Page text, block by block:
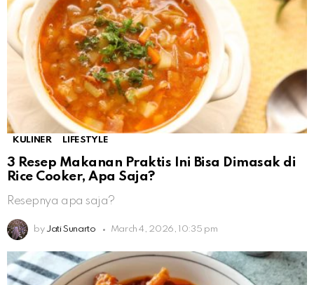
KULINER LIFESTYLE
3 Resep Makanan Praktis Ini Bisa Dimasak di
Rice Cooker, Apa Saja?
Resepnya apa saja?
by Jati Sunarto March 4, 2026, 10:35 pm